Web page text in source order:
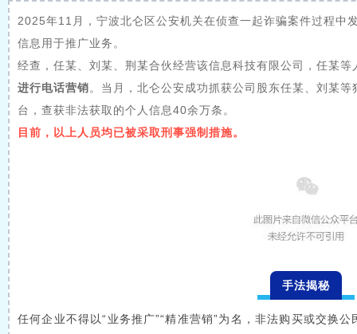
2025年11月，宁波北仑区公安机关在侦查一起诈骗案件过程中
信息用于推广业务。
经查，任某、刘某、荆某合伙经营该信息科技有限公司，任某等
进行电话营销。 当月， 北仑公安成功抓获公司股东任某、刘某
台，查获非法获取的个人信息40余万条。
目前，以上人员均已被采取刑事强制措施。
手法揭秘
任何企业不得以“业务推广”“精准营销”为名，非法购买或交换